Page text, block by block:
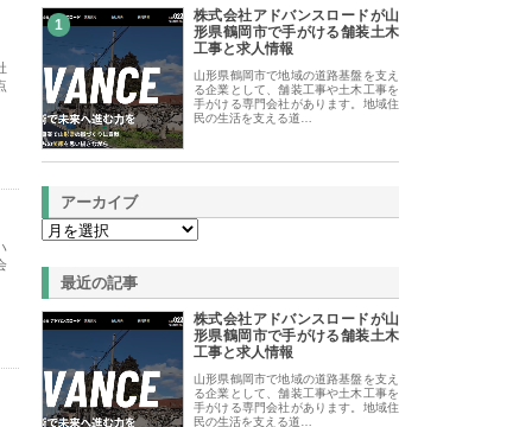
1
株式会社アドバンスロードが山
形県鶴岡市で手がける舗装土木
工事と求人情報
山形県鶴岡市で地域の道路基盤を支え
る企業として、舗装工事や土木工事を
手がける専門会社があります。地域住
民の生活を支える道…
アーカイブ
最近の記事
株式会社アドバンスロードが山
形県鶴岡市で手がける舗装土木
工事と求人情報
山形県鶴岡市で地域の道路基盤を支え
る企業として、舗装工事や土木工事を
手がける専門会社があります。地域住
民の生活を支える道…